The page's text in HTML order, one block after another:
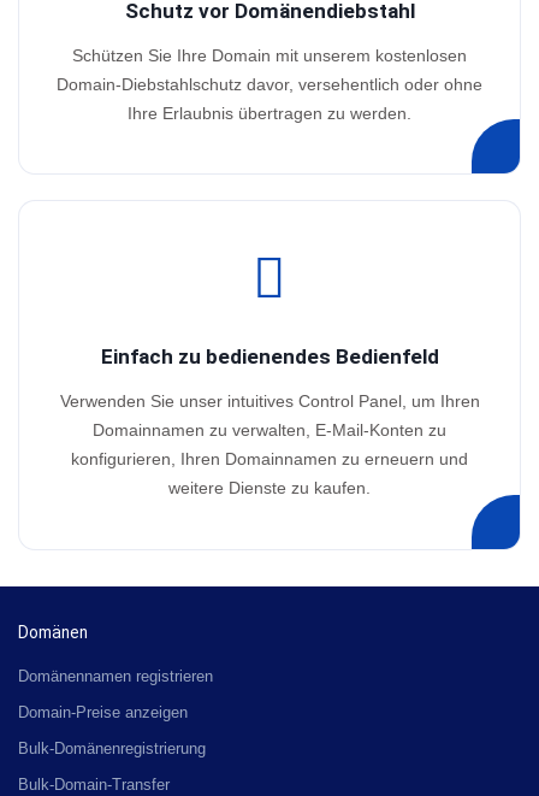
Schutz vor Domänendiebstahl
Schützen Sie Ihre Domain mit unserem kostenlosen
Domain-Diebstahlschutz davor, versehentlich oder ohne
Ihre Erlaubnis übertragen zu werden.
Einfach zu bedienendes Bedienfeld
Verwenden Sie unser intuitives Control Panel, um Ihren
Domainnamen zu verwalten, E-Mail-Konten zu
konfigurieren, Ihren Domainnamen zu erneuern und
weitere Dienste zu kaufen.
Domänen
Domänennamen registrieren
Domain-Preise anzeigen
Bulk-Domänenregistrierung
Bulk-Domain-Transfer